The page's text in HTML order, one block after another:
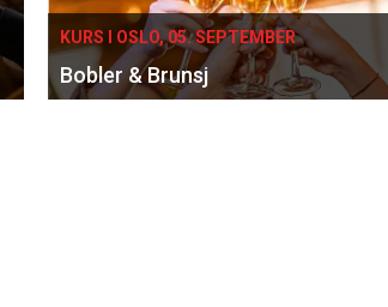
KURS I OSLO, 05. SEPTEMBER
Bobler & Brunsj